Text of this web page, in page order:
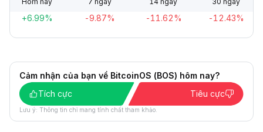
+6.99% -9.87% -11.62% -12.43%
Cảm nhận của bạn về BitcoinOS (BOS) hôm nay?
Tích cực
Tiêu cực
Lưu ý: Thông tin chỉ mang tính chất tham khảo.